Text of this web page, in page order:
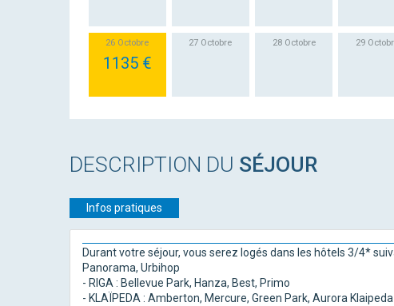
26 Octobre
1135 €
27 Octobre 28 Octobre 29
DESCRIPTION DU SÉJOUR
Infos pratiques
Durant votre séjour, vous serez logés dans les hôtels 3/4*
Panorama, Urbihop
- RIGA : Bellevue Park, Hanza, Best, Primo
- KLAÏPEDA : Amberton, Mercure, Green Park, Aurora Klaipeda